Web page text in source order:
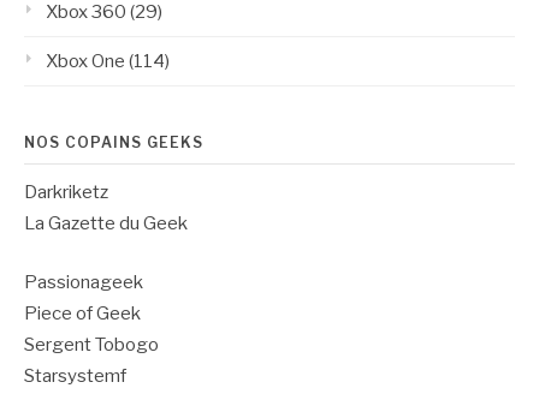
Xbox 360 (29)
Xbox One (114)
NOS COPAINS GEEKS
Darkriketz
La Gazette du Geek
Passionageek
Piece of Geek
Sergent Tobogo
Starsystemf